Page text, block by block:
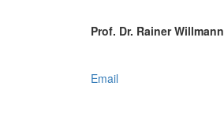
Prof. Dr. Rainer Willmann
Email